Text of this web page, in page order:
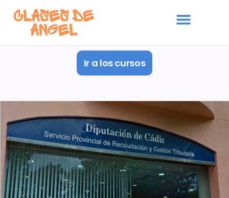
Ir a los cursos